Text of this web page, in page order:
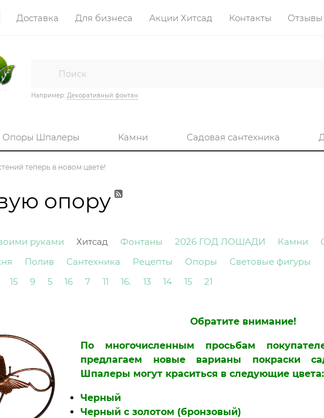
Доставка Для бизнеса Акции Хитсад Контакты Отзывы
Например: Декоративный фонтан
Опоры Шпалеры Камни Садовая сантехника
теперь в новом цвете!
опору
руками Хитсад Фонтаны 2026 ГОД ЛОШАДИ Камни
Полив Сантехника Рецепты Опоры Световые фигуры
15 9 5 16 7 11 16. 13 14 15 21
Обратите внимание!
По многочисленным просьбам
предлагаем новые варианы покраски
Шпалеры могут краситься в следующие цвета:
Черный
Черный с золотом (бронзовый)